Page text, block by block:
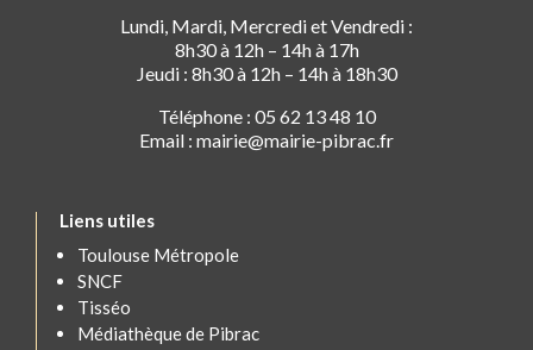
Lundi, Mardi, Mercredi et Vendredi :
8h30 à 12h – 14h à 17h
Jeudi : 8h30 à 12h – 14h à 18h30
Téléphone : 05 62 13 48 10
Email : mairie@mairie-pibrac.fr
Liens utiles
Toulouse Métropole
SNCF
Tisséo
Médiathèque de Pibrac